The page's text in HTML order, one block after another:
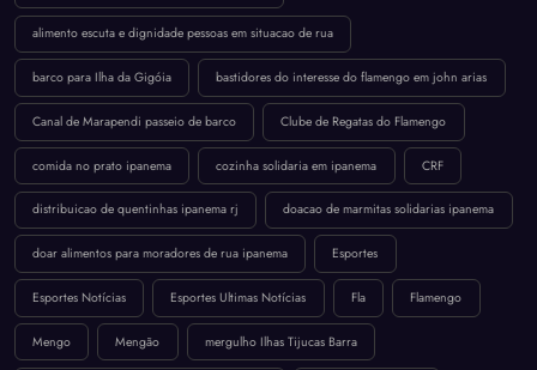
alimento escuta e dignidade pessoas em situacao de rua
barco para Ilha da Gigóia bastidores do interesse do flamengo em john arias
Canal de Marapendi passeio de barco Clube de Regatas do Flamengo
comida no prato ipanema cozinha solidaria em ipanema CRF
distribuicao de quentinhas ipanema rj doacao de marmitas solidarias ipanema
doar alimentos para moradores de rua ipanema Esportes
Esportes Notícias Esportes Ultimas Notícias Fla Flamengo
Mengo Mengão mergulho Ilhas Tijucas Barra